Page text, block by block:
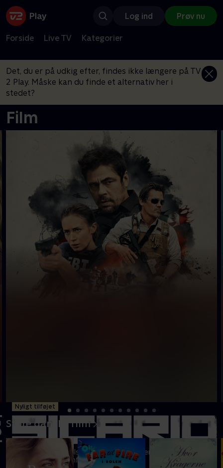
Log ind Prøv nu
Forside Live TV Kategorier
Det, du er på udkig efter, findes ikke længere på TV
2 Play. Måske kan du finde et alternativ her i
stedet?
Film
Nyligt tilføjet
En FBI-agent må tilsidesætte sine værdier for at overleve i
prisbelønnet actionfilm
Store danske film